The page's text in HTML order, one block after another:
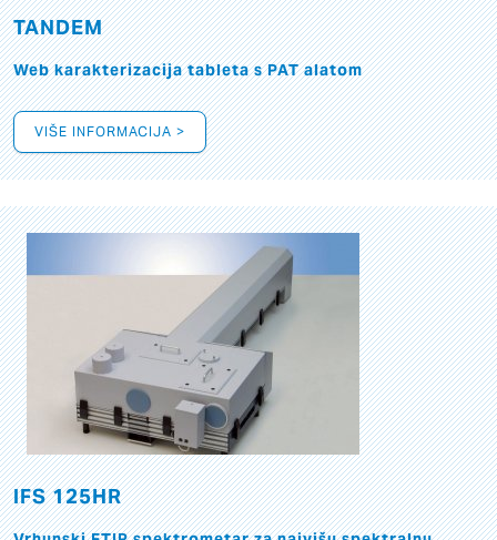
TANDEM
Web karakterizacija tableta s PAT alatom
VIŠE INFORMACIJA >
IFS 125HR